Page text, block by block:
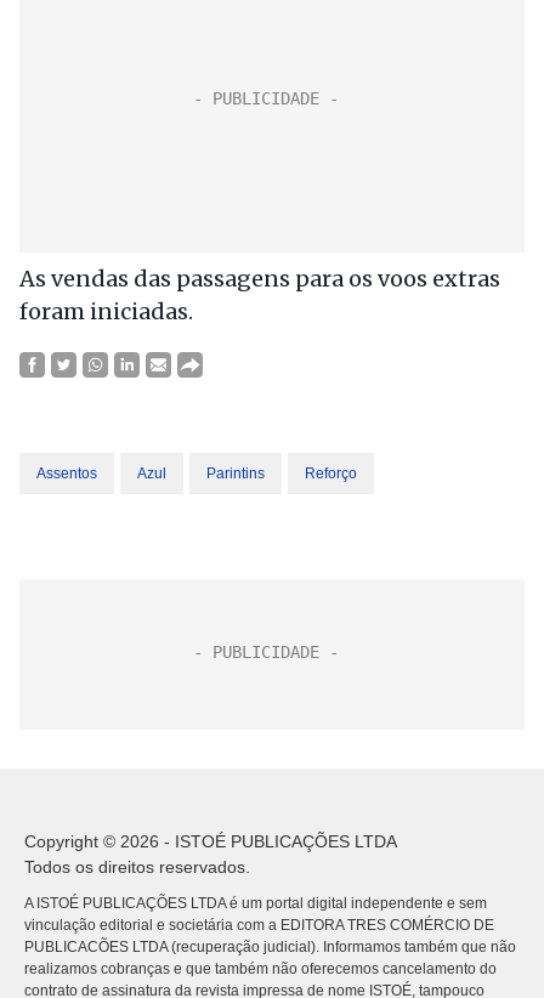
As vendas das passagens para os voos extras
foram iniciadas.
Assentos Azul Parintins Reforço
Copyright © 2026 - ISTOÉ PUBLICAÇÕES LTDA
Todos os direitos reservados.
A ISTOÉ PUBLICAÇÕES LTDA é um portal digital independente e sem
vinculação editorial e societária com a EDITORA TRES COMÉRCIO DE
PUBLICACÕES LTDA (recuperação judicial). Informamos também que não
realizamos cobranças e que também não oferecemos cancelamento do
contrato de assinatura da revista impressa de nome ISTOÉ, tampouco